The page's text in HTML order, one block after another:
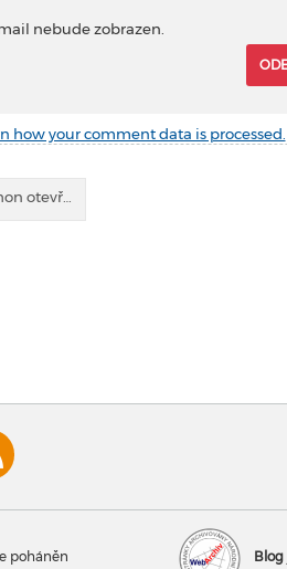
nebude zobrazen.
how your comment data is processed.
otevř…
poháněn
Blog